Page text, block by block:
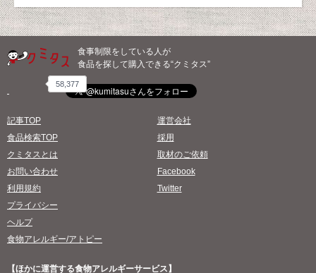
食事制限をしている人が
食品を探して購入できる“クミタス”
58,377
記事TOP
食品検索TOP
クミタスとは
お問い合わせ
利用規約
プライバシー
ヘルプ
食物アレルギー/アトピー
運営会社
採用
取材のご依頼
Facebook
Twitter
【ほかに運営する食物アレルギーサービス】